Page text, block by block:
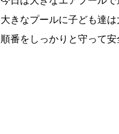
大きなプールに子ども達は
順番をしっかりと守って